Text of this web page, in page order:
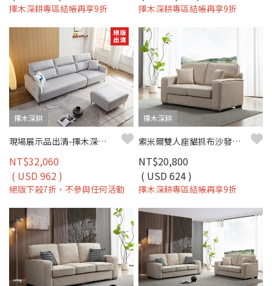
擇木深耕專區結帳再享9折 擇木深耕專區結帳再享9折
擇木深耕
現場展示品出清-擇木深耕-尼森L型涼感布沙發
NT$32,060
( USD 962 )
絕版下殺7折，不參與任何活動
擇木深耕
索米爾雙人座貓抓布沙發（淺米咖）｜擇木深耕
NT$20,800
( USD 624 )
擇木深耕專區結帳再享9折